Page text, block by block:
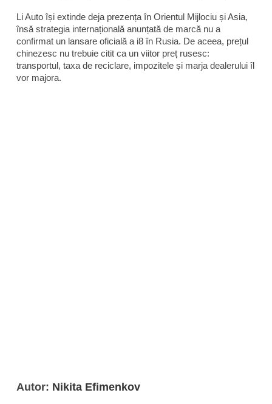
Li Auto își extinde deja prezența în Orientul Mijlociu și Asia,
însă strategia internațională anunțată de marcă nu a
confirmat un lansare oficială a i8 în Rusia. De aceea, prețul
chinezesc nu trebuie citit ca un viitor preț rusesc:
transportul, taxa de reciclare, impozitele și marja dealerului îl
vor majora.
Autor: Nikita Efimenkov